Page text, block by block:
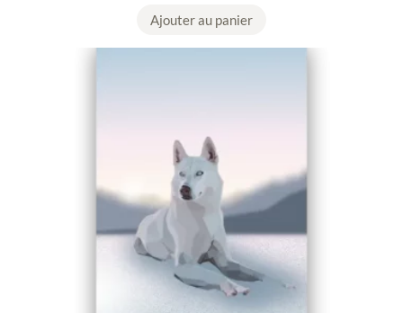
Ajouter au panier